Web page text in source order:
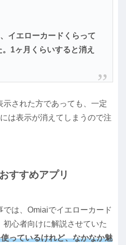
イエローカードくらって
1ヶ月くらいすると消え
された方であっても、一定
は表示が消えてしまうので注
すすめアプリ
では、Omiaiでイエローカード
心者向けに解説させていた
っているけれど、なかなか魅